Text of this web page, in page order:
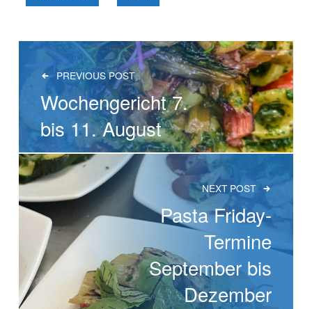
BEITRAGS-NAVIGATION
PREVIOUS POST
Wochengericht 7.
bis 11. August
NEXT POST
Pasta Friday-
Termine
September bis
Dezember